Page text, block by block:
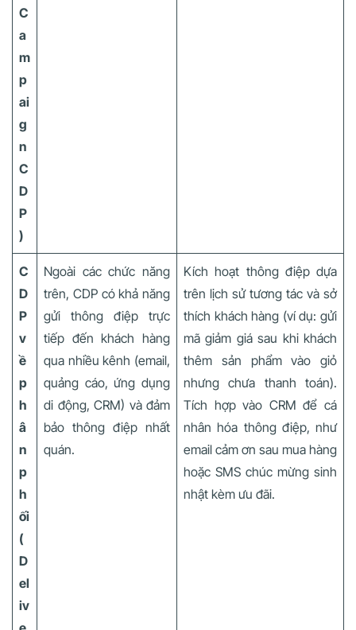
C
a
m
p
ai
g
n
C
D
P
)
C
D
P
v
ề
p
h
â
n
p
h
ối
(
D
el
iv
Ngoài các chức năng
trên, CDP có khả năng
gửi thông điệp trực
tiếp đến khách hàng
qua nhiều kênh (email,
quảng cáo, ứng dụng
di động, CRM) và đảm
bảo thông điệp nhất
quán.
Kích hoạt thông điệp dựa
trên lịch sử tương tác và sở
thích khách hàng (ví dụ: gửi
mã giảm giá sau khi khách
thêm sản phẩm vào giỏ
nhưng chưa thanh toán).
Tích hợp vào CRM để cá
nhân hóa thông điệp, như
email cảm ơn sau mua hàng
hoặc SMS chúc mừng sinh
nhật kèm ưu đãi.